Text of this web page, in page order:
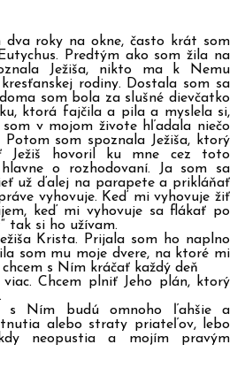
dva roky na okne, často krát som
Predtým ako som žila na
Ježiša, nikto ma k Nemu
rodiny. Dostala som sa
som bola za slušné dievčatko
ktorá fajčila a pila a myslela si,
v mojom živote hľadala niečo
som spoznala Ježiša, ktorý
Ježiš hovoril ku mne cez toto
o rozhodovaní. Ja som sa
už ďalej na parapete a prikláňať
vyhovuje. Keď mi vyhovuje žiť
keď mi vyhovuje sa flákať po
tak si ho užívam.
Krista. Prijala som ho naplno
som mu moje dvere, na ktoré mi
s Ním kráčať každý deň
Chcem plniť Jeho plán, ktorý
s Ním budú omnoho ľahšie a
alebo straty priateľov, lebo
neopustia a mojím pravým